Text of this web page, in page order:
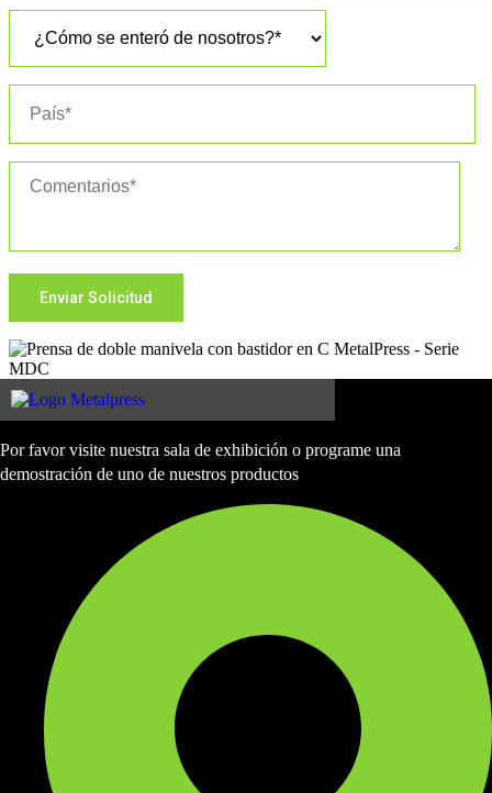
Por favor visite nuestra sala de exhibición o programe una
demostración de uno de nuestros productos